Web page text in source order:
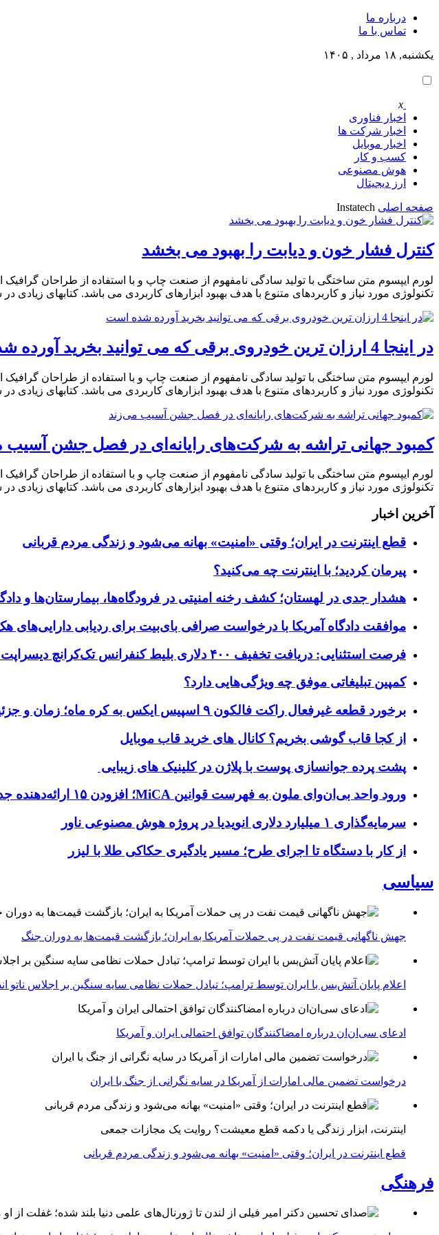
درباره ما
تماس با ما
یکشنبه, ۱۸ مرداد , ۱۴۰۵
x
اخبار فناوری
اخبار شرکت ها
اخبار موبایل
کسب و کار
هوش مصنوعی
ارز دیجیتال
صفحه اصلی Instatech
کنترل فشار خون و دیابت را بهبود می بخشد
لورم ایپسوم متن ساختگی با تولید سادگی نامفهوم از صنعت چاپ و با استفاده از طراحان
تکنولوژی مورد نیاز و کاربردهای متنوع با هدف بهبود ابزارهای کاربردی می باشد. کتابهای
در اینجا 4 ارزان ترین خودروی برقی که می توانید بخرید آورده شده است
لورم ایپسوم متن ساختگی با تولید سادگی نامفهوم از صنعت چاپ و با استفاده از طراحان
تکنولوژی مورد نیاز و کاربردهای متنوع با هدف بهبود ابزارهای کاربردی می باشد. کتابهای
کمبود جهانی تراشه به شرکت‌های رایانه‌ای در فصل جشن آسیب
لورم ایپسوم متن ساختگی با تولید سادگی نامفهوم از صنعت چاپ و با استفاده از طراحان
تکنولوژی مورد نیاز و کاربردهای متنوع با هدف بهبود ابزارهای کاربردی می باشد. کتابهای
آخرین اخبار
قطع اینترنت در ایران؛ وقتی «امنیت» بهانه می‌شود و زندگی مردم قربانی
پیرمان کردید؛ با اینترنت چه می‌کنید؟
هشدار جدی در لهستان؛ کشف رخنه امنیتی در فرودگاه‌ها، بیمارستان‌ها و
موافقت دادگاه آمریکا با درخواست صرافی بای‌بیت برای ردیابی دارایی‌های هک ۱.۵ میلیارد دلاری کره
فرصت استثنایی: دریافت تخفیف ۴۰۰ دلاری بلیط کنفرانس تک‌کرانچ دیسراپت ۲۰۲۶
کمپین تبلیغاتی موفق چه ویژگی‌هایی دارد؟
برخورد قطعه غیرفعال راکت فالکون ۹ اسپیس ایکس به کره ماه؛ زمان و جزئیات دقیق حادثه
از کجا قاب گوشی بخریم؟ کانال های خرید قاب موبایل
پشت پرده جوانسازی پوست با پلاژن در کلینیک های زیبایی
ورود واحد بی‌ان‌وای ملون به فهرست قوانین MiCA؛ افزودن ۱۵ ارائه‌دهنده جدید توسط نهاد نظارتی اروپا
سرمایه‌گذاری ۱ میلیارد دلاری انویدیا در پروژه هوش مصنوعی ناور
از کار با دستگاه تا اجرای طرح؛ مسیر یادگیری حکاکی طلا با لیزر
سیاسی
جهش ناگهانی قیمت نفت در پی حملات آمریکا به ایران؛ بازگشت قیمت‌ها به دوران جنگ
اعلام پایان آتش‌بس با ایران توسط ترامپ؛ تبادل حملات نظامی سایه سنگین بر اجلاس ناتو
ادعای سی‌ان‌ان درباره امضاکنندگان توافق احتمالی ایران و آمریکا
درخواست تضمین مالی امارات از آمریکا در سایه نگرانی از جنگ با ایران
اینترنت، ابزار زندگی یا دکمه قطع معیشت؟ روایت یک مجازات جمعی
قطع اینترنت در ایران؛ وقتی «امنیت» بهانه می‌شود و زندگی مردم قربانی
فرهنگی